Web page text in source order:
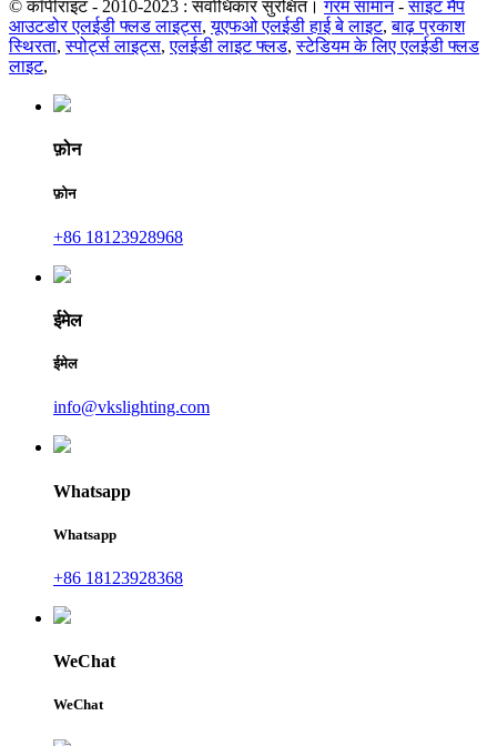
© कॉपीराइट - 2010-2023 : सर्वाधिकार सुरक्षित। गरम सामान-साइट मैप
आउटडोर एलईडी फ्लड लाइट्स,यूएफओ एलईडी हाई बे लाइट,बाढ़ प्रकाश
स्थिरता,स्पोर्ट्स लाइट्स,एलईडी लाइट फ्लड,स्टेडियम के लिए एलईडी फ्लड
लाइट,
फ़ोन
फ़ोन
+86 18123928968
ईमेल
ईमेल
info@vkslighting.com
Whatsapp
Whatsapp
+86 18123928368
WeChat
WeChat